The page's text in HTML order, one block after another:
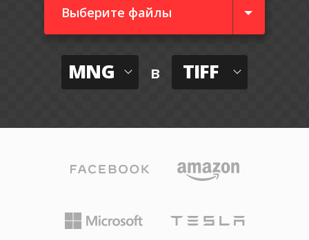
Выберите файлы
MNG в TIFF